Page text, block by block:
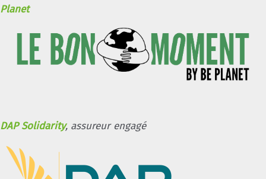
Planet
DAP Solidarity, assureur engagé